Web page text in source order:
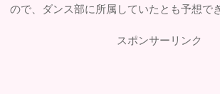
ので、ダンス部に所属していたとも予想で
スポンサーリンク